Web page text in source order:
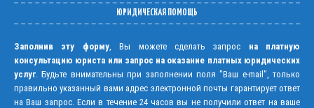
ЮРИДИЧЕСКАЯ ПОМОЩЬ
Заполнив эту форму, Вы можете сделать запрос на платную
консультацию юриста или запрос на оказание платных юридических
услуг. Будьте внимательны при заполнении поля "Ваш e-mail", только
правильно указанный вами адрес электронной почты гарантирует ответ
на Ваш запрос. Если в течение 24 часов вы не получили ответ на ваше